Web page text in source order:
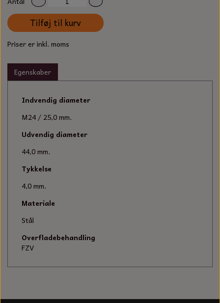
SORTIMENT
TECUMSEH
OLIE TIL SMÅMOTORER & HAVEMASKINER
BENSINSLANGE OG FILTRE
UNIVERSAL KABLER OG TILBEHØR
SMERGELLÆRRED
BATTERILADEAPPARAT
Tilføj til kurv
Priser er inkl. moms
Egenskaber
Indvendig diameter
M24 / 25,0 mm.
Udvendig diameter
44,0 mm.
Tykkelse
4,0 mm.
Materiale
Stål
Overfladebehandling
FZV